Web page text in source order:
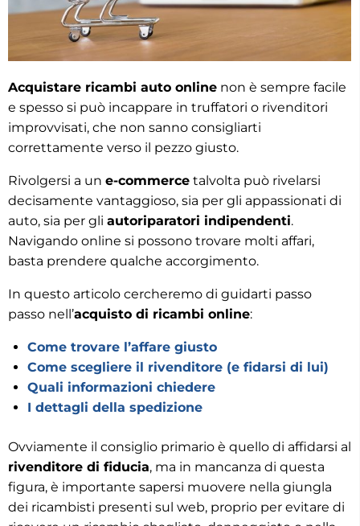
Acquistare ricambi auto online non è sempre facile
e spesso si può incappare in truffatori o rivenditori
improvvisati, che non sanno consigliarti
correttamente verso il pezzo giusto.
Rivolgersi a un e-commerce talvolta può rivelarsi
decisamente vantaggioso, sia per gli appassionati di
auto, sia per gli autoriparatori indipendenti.
Navigando online si possono trovare molti affari,
basta prendere qualche accorgimento.
In questo articolo cercheremo di guidarti passo
passo nell’acquisto di ricambi online:
Come trovare l’affare giusto
Come scegliere il rivenditore (e fidarsi di lui)
Quali informazioni chiedere
I dettagli della spedizione
Ovviamente il consiglio primario è quello di affidarsi al
rivenditore di fiducia, ma in mancanza di questa
figura, è importante sapersi muovere nella giungla
dei ricambisti presenti sul web, proprio per evitare di